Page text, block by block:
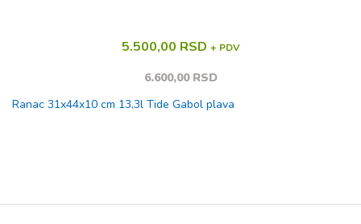
5.500,00 RSD + PDV
6.600,00 RSD
Ranac 31x44x10 cm 13,3l Tide Gabol plava